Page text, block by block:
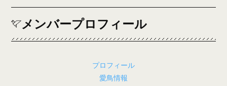
メンバープロフィール
プロフィール
愛鳥情報